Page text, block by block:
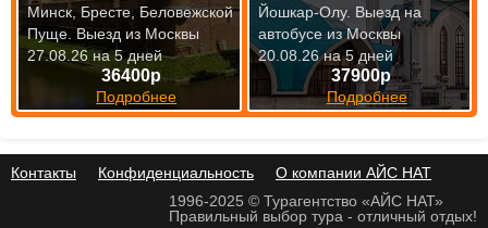
36400р
Подробнее
Минск, Бресте, Беловежской
Пуще. Выезд из Москвы
27.08.26 на 5 дней
37900р
Подробнее
Йошкар-Олу. Выезд на
автобусе из Москвы
20.08.26 на 5 дней
Контакты Конфиденциальность
О компании АЙС НАТ
1996-2025 © Турагентство «АЙС НАТ»
Правильный выбор тура - отличный отдых!